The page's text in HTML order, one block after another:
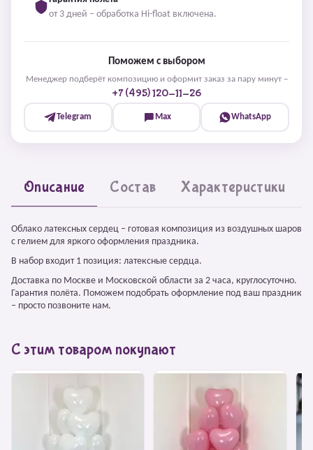
от 3 дней – обработка Hi-float включена.
Поможем с выбором
Менеджер подберёт композицию и оформит заказ за пару минут –
+7 (495) 120-11-26
Telegram Max WhatsApp
Описание Состав Характеристики
Облако латексных сердец – готовая композиция из воздушных шаров
с гелием для яркого оформления праздника.
В набор входит 1 позиция: латексные сердца.
Доставка по Москве и Московской области за 2 часа, круглосуточно.
Гарантия полёта. Поможем подобрать оформление под ваш праздник
– просто позвоните нам.
С этим товаром покупают